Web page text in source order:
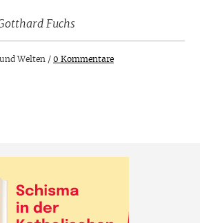
Fuchs
Welten / 0 Kommentare